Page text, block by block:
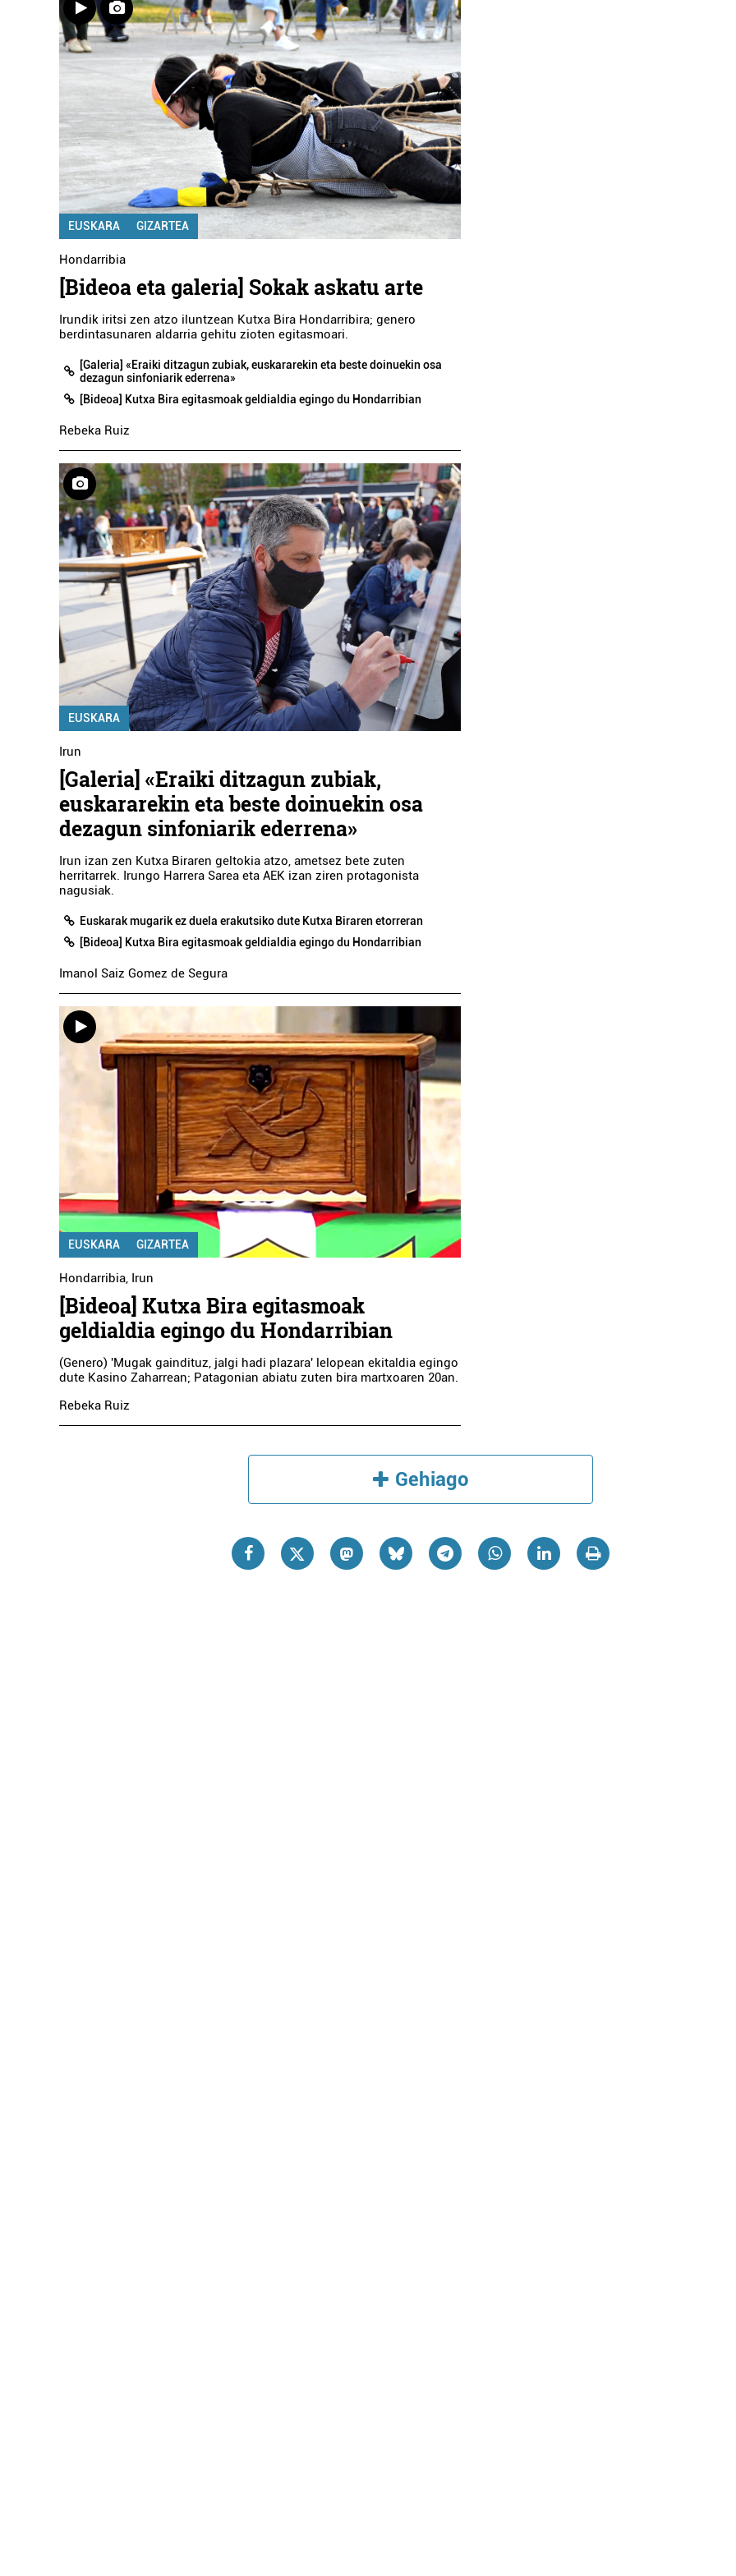
EUSKARA GIZARTEA
Hondarribia
[Bideoa eta galeria] Sokak askatu arte
Irundik iritsi zen atzo iluntzean Kutxa Bira Hondarribira; genero
berdintasunaren aldarria gehitu zioten egitasmoari.
[Galeria] «Eraiki ditzagun zubiak, euskararekin eta beste doinuekin osa
dezagun sinfoniarik ederrena»
[Bideoa] Kutxa Bira egitasmoak geldialdia egingo du Hondarribian
Rebeka Ruiz
EUSKARA
Irun
[Galeria] «Eraiki ditzagun zubiak,
euskararekin eta beste doinuekin osa
dezagun sinfoniarik ederrena»
Irun izan zen Kutxa Biraren geltokia atzo, ametsez bete zuten
herritarrek. Irungo Harrera Sarea eta AEK izan ziren protagonista
nagusiak.
Euskarak mugarik ez duela erakutsiko dute Kutxa Biraren etorreran
[Bideoa] Kutxa Bira egitasmoak geldialdia egingo du Hondarribian
Imanol Saiz Gomez de Segura
EUSKARA GIZARTEA
Hondarribia, Irun
[Bideoa] Kutxa Bira egitasmoak
geldialdia egingo du Hondarribian
(Genero) 'Mugak gaindituz, jalgi hadi plazara' lelopean ekitaldia egingo
dute Kasino Zaharrean; Patagonian abiatu zuten bira martxoaren 20an.
Rebeka Ruiz
Gehiago
Estetika
NAIU ESTETIKA
Pasaia